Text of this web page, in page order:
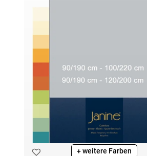
+ weitere Farben